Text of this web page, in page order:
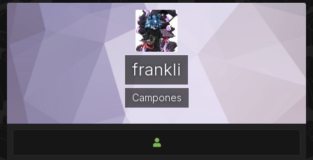
frankli
Campones